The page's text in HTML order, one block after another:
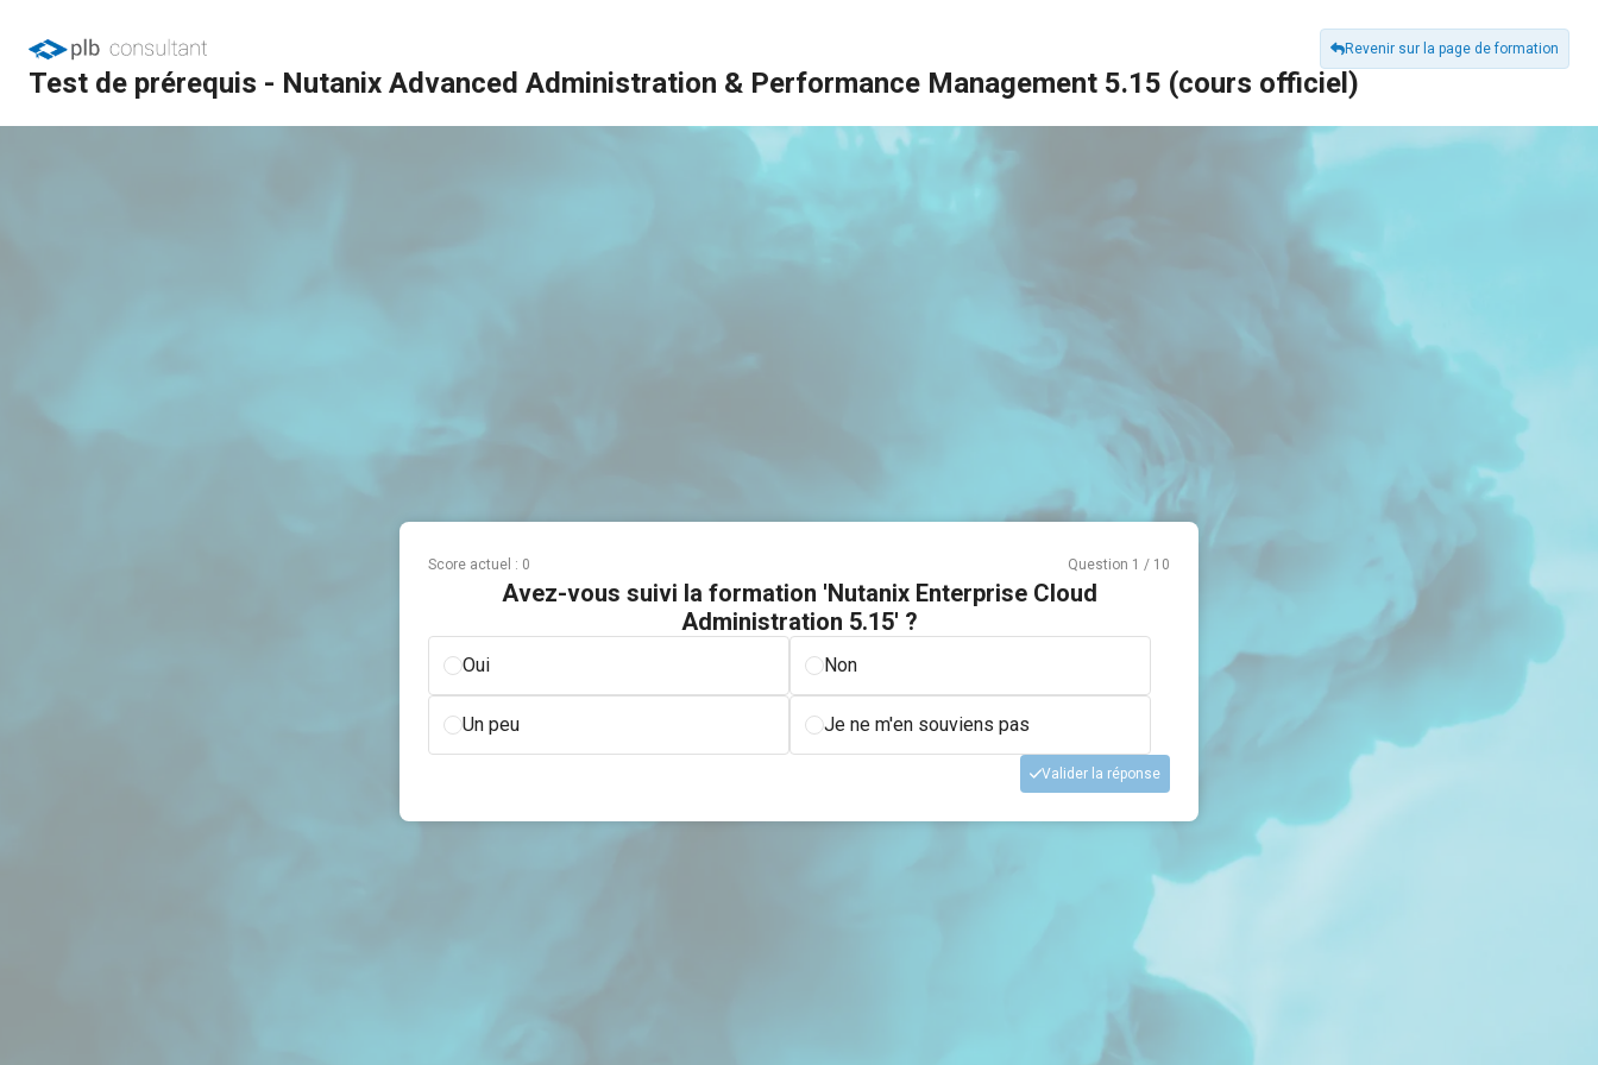
Revenir sur la page de formation
Test de prérequis - Nutanix Advanced Administration & Performance Management 5.15 (cours officiel)
Score actuel : 0 Question 1 / 10
Avez-vous suivi la formation 'Nutanix Enterprise Cloud
Administration 5.15' ?
Oui Non
Un peu Je ne m'en souviens pas
Valider la réponse